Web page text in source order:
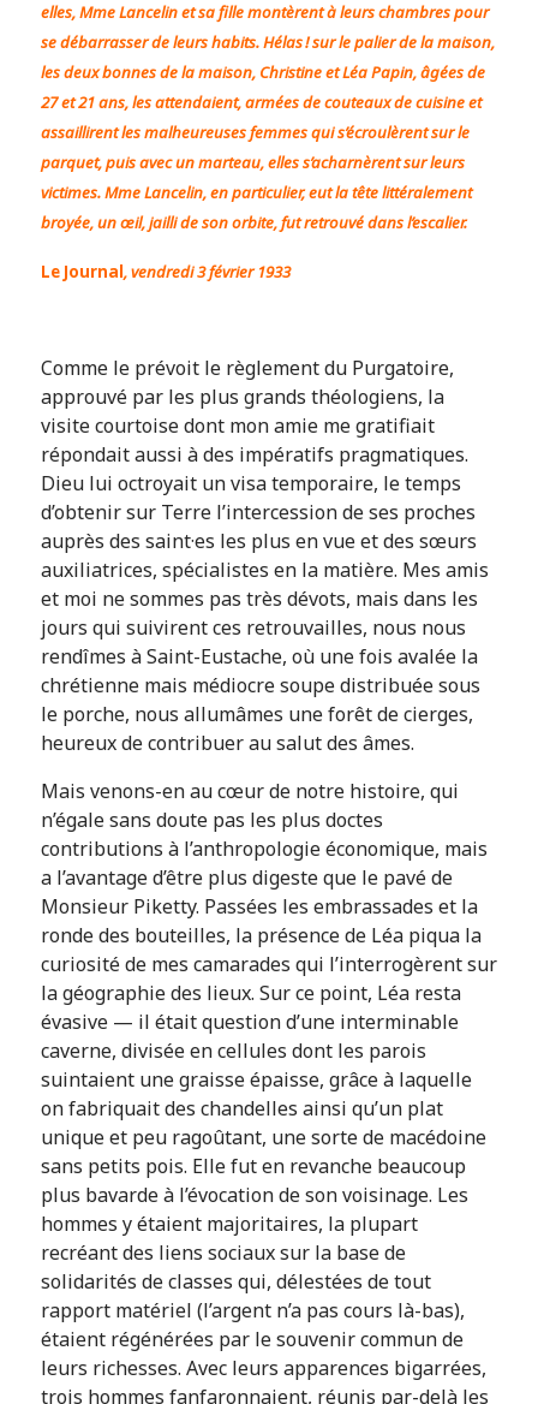
elles, Mme Lancelin et sa fille montèrent à leurs chambres pour
se débarrasser de leurs habits. Hélas ! sur le palier de la maison,
les deux bonnes de la maison, Christine et Léa Papin, âgées de
27 et 21 ans, les attendaient, armées de couteaux de cuisine et
assaillirent les malheureuses femmes qui s’écroulèrent sur le
parquet, puis avec un marteau, elles s’acharnèrent sur leurs
victimes. Mme Lancelin, en particulier, eut la tête littéralement
broyée, un œil, jailli de son orbite, fut retrouvé dans l’escalier.
Le Journal, vendredi 3 février 1933
Comme le prévoit le règlement du Purgatoire,
approuvé par les plus grands théologiens, la
visite courtoise dont mon amie me gratifiait
répondait aussi à des impératifs pragmatiques.
Dieu lui octroyait un visa temporaire, le temps
d’obtenir sur Terre l’intercession de ses proches
auprès des saint·es les plus en vue et des sœurs
auxiliatrices, spécialistes en la matière. Mes amis
et moi ne sommes pas très dévots, mais dans les
jours qui suivirent ces retrouvailles, nous nous
rendîmes à Saint-Eustache, où une fois avalée la
chrétienne mais médiocre soupe distribuée sous
le porche, nous allumâmes une forêt de cierges,
heureux de contribuer au salut des âmes.
Mais venons-en au cœur de notre histoire, qui
n’égale sans doute pas les plus doctes
contributions à l’anthropologie économique, mais
a l’avantage d’être plus digeste que le pavé de
Monsieur Piketty. Passées les embrassades et la
ronde des bouteilles, la présence de Léa piqua la
curiosité de mes camarades qui l’interrogèrent sur
la géographie des lieux. Sur ce point, Léa resta
évasive — il était question d’une interminable
caverne, divisée en cellules dont les parois
suintaient une graisse épaisse, grâce à laquelle
on fabriquait des chandelles ainsi qu’un plat
unique et peu ragoûtant, une sorte de macédoine
sans petits pois. Elle fut en revanche beaucoup
plus bavarde à l’évocation de son voisinage. Les
hommes y étaient majoritaires, la plupart
recréant des liens sociaux sur la base de
solidarités de classes qui, délestées de tout
rapport matériel (l’argent n’a pas cours là-bas),
étaient régénérées par le souvenir commun de
leurs richesses. Avec leurs apparences bigarrées,
trois hommes fanfaronnaient, réunis par-delà les